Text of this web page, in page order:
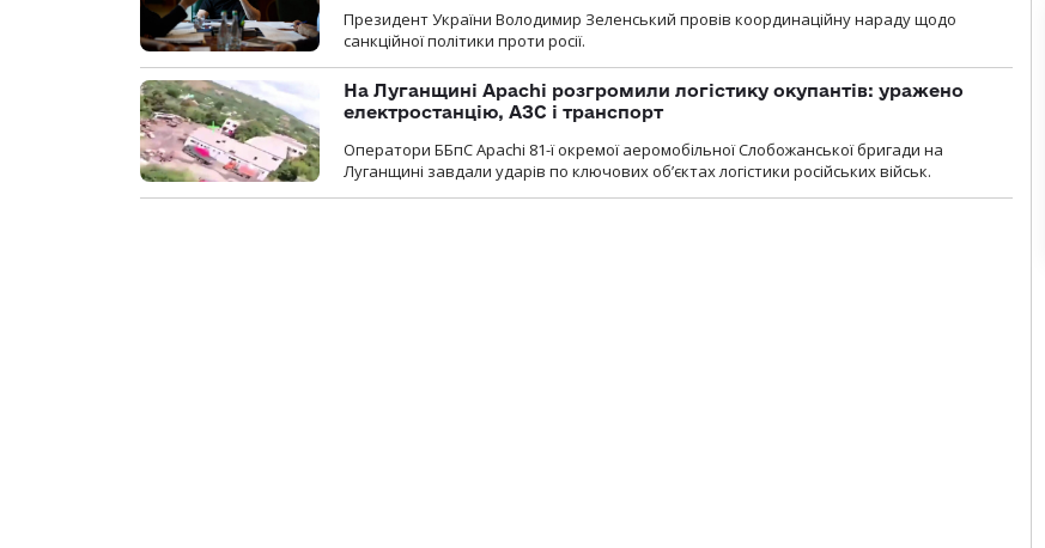
Президент України Володимир Зеленський провів координаційну нараду щодо
санкційної політики проти росії.
На Луганщині Apachi розгромили логістику окупантів: уражено
електростанцію, АЗС і транспорт
Оператори ББпС Apachi 81-ї окремої аеромобільної Слобожанської бригади на
Луганщині завдали ударів по ключових об’єктах логістики російських військ.